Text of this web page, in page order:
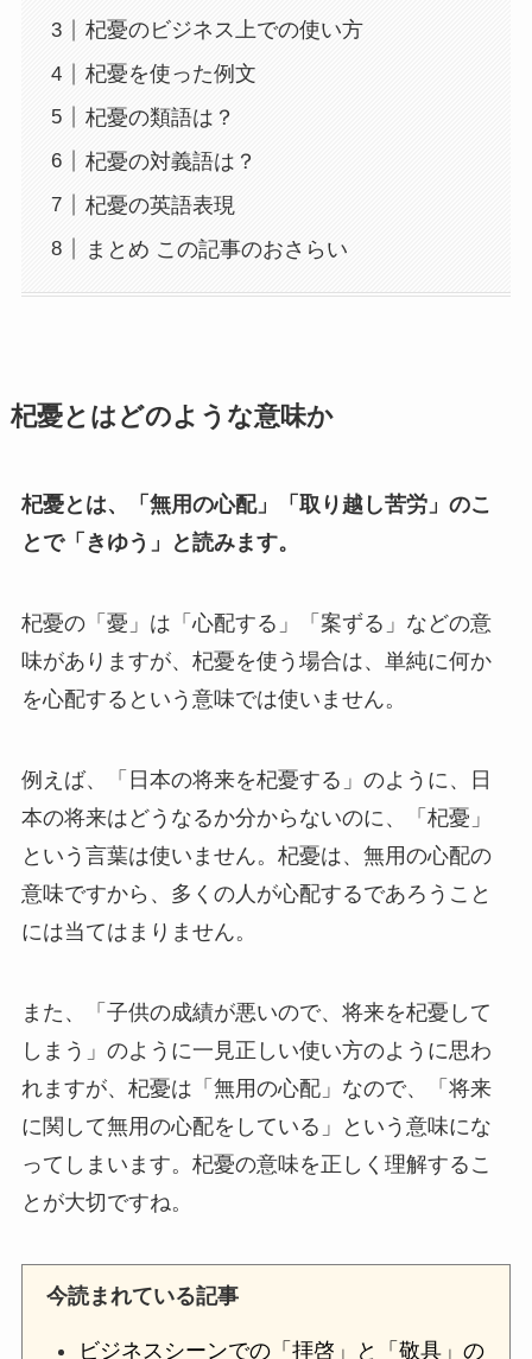
杞憂のビジネス上での使い方
杞憂を使った例文
杞憂の類語は？
杞憂の対義語は？
杞憂の英語表現
まとめ この記事のおさらい
杞憂とはどのような意味か
杞憂とは、「無用の心配」「取り越し苦労」のこ
とで「きゆう」と読みます。
杞憂の「憂」は「心配する」「案ずる」などの意
味がありますが、杞憂を使う場合は、単純に何か
を心配するという意味では使いません。
例えば、「日本の将来を杞憂する」のように、日
本の将来はどうなるか分からないのに、「杞憂」
という言葉は使いません。杞憂は、無用の心配の
意味ですから、多くの人が心配するであろうこと
には当てはまりません。
また、「子供の成績が悪いので、将来を杞憂して
しまう」のように一見正しい使い方のように思わ
れますが、杞憂は「無用の心配」なので、「将来
に関して無用の心配をしている」という意味にな
ってしまいます。杞憂の意味を正しく理解するこ
とが大切ですね。
今読まれている記事
ビジネスシーンでの「拝啓」と「敬具」の